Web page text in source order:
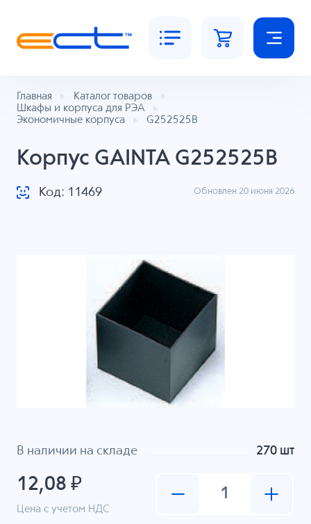
Главная
Каталог товаров
Шкафы и корпуса для РЭА
Экономичные корпуса
G252525B
Корпус GAINTA G252525B
Код: 11469 Обновлен 20 июня 2026
В наличии на складе 270 шт
12,08 ₽
Цена с учетом НДС